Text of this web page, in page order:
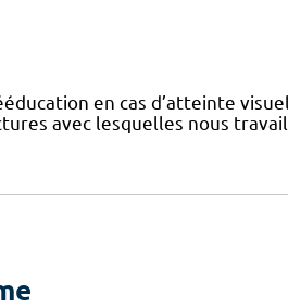
en cas d’atteinte
avec lesquelles nous